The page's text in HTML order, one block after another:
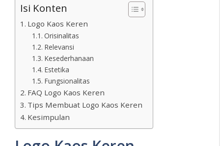
Isi Konten
Logo Kaos Keren
Orisinalitas
Relevansi
Kesederhanaan
Estetika
Fungsionalitas
FAQ Logo Kaos Keren
Tips Membuat Logo Kaos Keren
Kesimpulan